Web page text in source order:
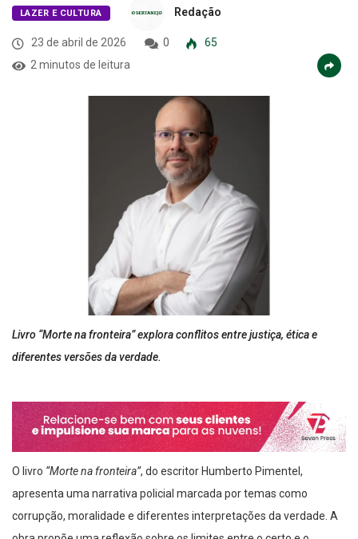
LAZER E CULTURA Redação
23 de abril de 2026 0
65
2 minutos de leitura
Livro “Morte na fronteira” explora conflitos entre justiça, ética e
diferentes versões da verdade.
O livro “Morte na fronteira”, do escritor Humberto Pimentel,
apresenta uma narrativa policial marcada por temas como
corrupção, moralidade e diferentes interpretações da verdade. A